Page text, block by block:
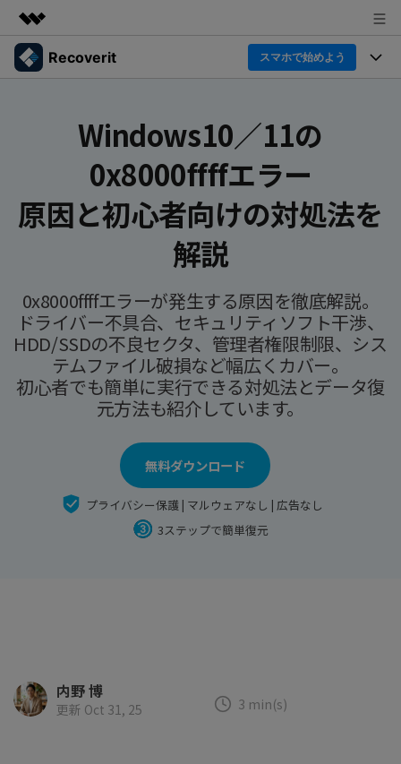
製品
ソリューション
Recoverit スマホで始めよう
Recoverit for Windows
AI
Windowsデータ復元ならRecoverit！確実な復元技術と安
心のサポート
スマホで始めよう
Recoverit for Mac
AI
Macの大切なデータを制限なく完全復元
スマホで始めよう
Recoverit 無料版
消えたデータ/ 誤削除したデータも完全無料で復元
UBackit - データバックアップ
ドライブから復元
削除されたメディアを復元
独自の復元ソリューション 新着
ドキュメントを復元
データ損失のシナリオ
すべての機能を確認
データ復元
パソコン復元
その他の復元
詳しくは
カスタマーストーリー
人気内容
Recoveritをよりよく活用
ログイン
search
スマホで始めよう
Windows10／11の
0x8000ffffエラー
原因と初心者向けの対処法を
解説
0x8000ffffエラーが発生する原因を徹底解説。
ドライバー不具合、セキュリティソフト干渉、
HDD/SSDの不良セクタ、管理者権限制限、シス
テムファイル破損など幅広くカバー。
初心者でも簡単に実行できる対処法とデータ復
元方法も紹介しています。
無料ダウンロード
プライバシー保護 | マルウェアなし | 広告なし
3ステップで簡単復元
内野 博
更新 Oct 31, 25 3 min(s)